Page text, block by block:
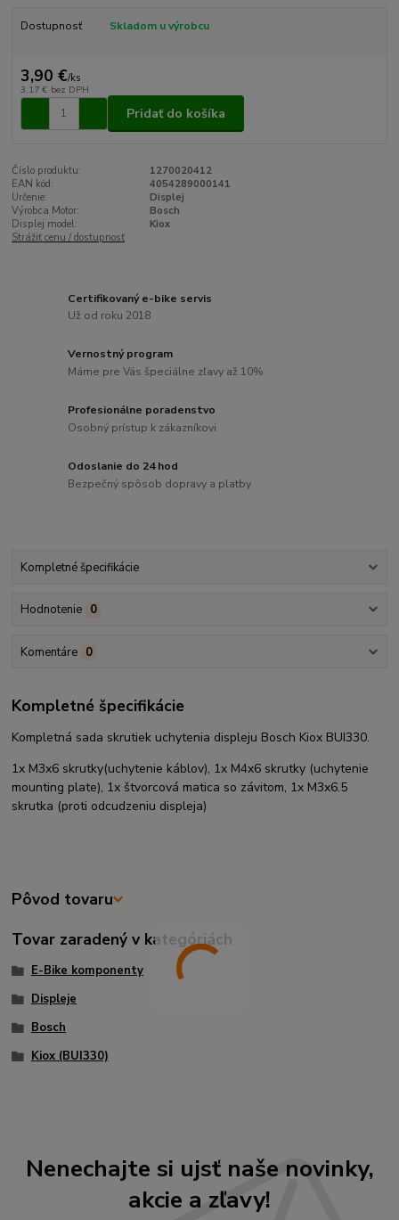
Dostupnosť Skladom u výrobcu
3,90 €/ks
3,17 € bez DPH
Pridať do košíka
Číslo produktu:
1270020412
EAN kód:
4054289000141
Určenie:
Displej
Výrobca Motor:
Bosch
Displej model:
Kiox
Strážiť cenu / dostupnosť
Certifikovaný e-bike servis
Už od roku 2018
Vernostný program
Máme pre Vás špeciálne zľavy až 10%
Profesionálne poradenstvo
Osobný prístup k zákazníkovi
Odoslanie do 24 hod
Bezpečný spôsob dopravy a platby
Kompletné špecifikácie
Hodnotenie 0
Komentáre 0
Kompletné špecifikácie
Kompletná sada skrutiek uchytenia displeju Bosch Kiox BUI330.
1x M3x6 skrutky(uchytenie káblov), 1x M4x6 skrutky (uchytenie
mounting plate), 1x štvorcová matica so závitom, 1x M3x6.5
skrutka (proti odcudzeniu displeja)
Pôvod tovaru
Tovar zaradený v kategóriách
E-Bike komponenty
Displeje
Bosch
Kiox (BUI330)
Nenechajte si ujsť naše novinky,
akcie a zľavy!